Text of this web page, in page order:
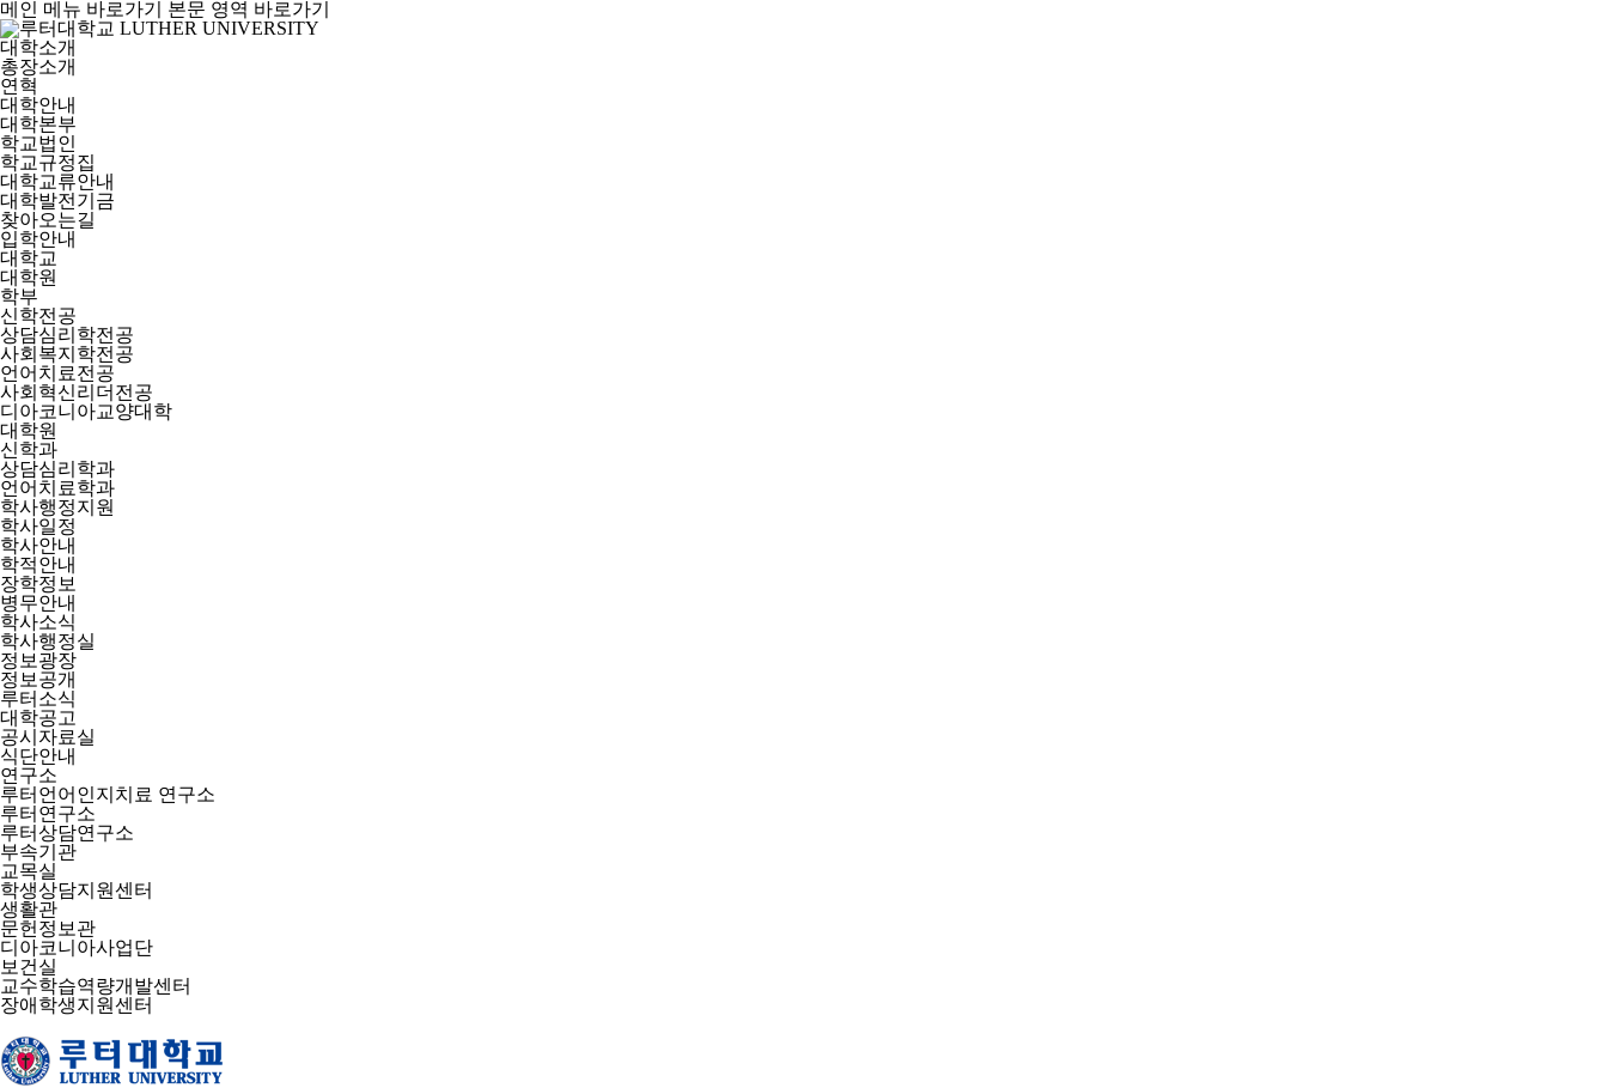
메인 메뉴 바로가기
본문 영역 바로가기
대학소개
총장소개
연혁
대학안내
대학본부
학교법인
학교규정집
대학교류안내
대학발전기금
찾아오는길
입학안내
대학교
대학원
학부
신학전공
상담심리학전공
사회복지학전공
언어치료전공
사회혁신리더전공
디아코니아교양대학
대학원
신학과
상담심리학과
언어치료학과
학사행정지원
학사일정
학사안내
학적안내
장학정보
병무안내
학사소식
학사행정실
정보광장
정보공개
루터소식
대학공고
공시자료실
식단안내
연구소
루터언어인지치료 연구소
루터연구소
루터상담연구소
부속기관
교목실
학생상담지원센터
생활관
문헌정보관
디아코니아사업단
보건실
교수학습역량개발센터
장애학생지원센터